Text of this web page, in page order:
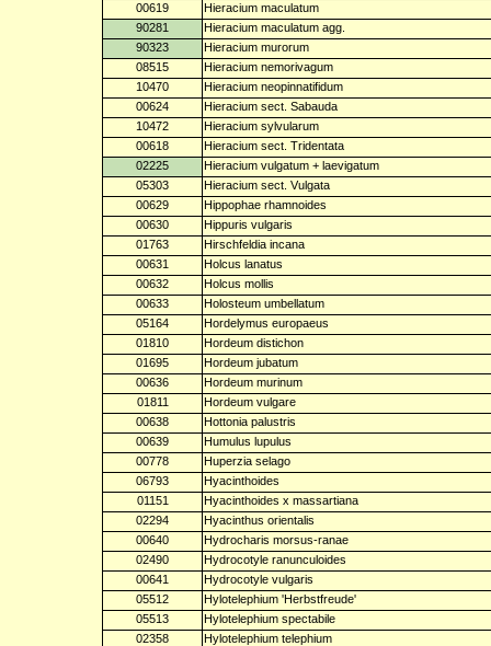
00619
Hieracium maculatum
90281
Hieracium maculatum agg.
90323
Hieracium murorum
08515
Hieracium nemorivagum
10470
Hieracium neopinnatifidum
00624
Hieracium sect. Sabauda
10472
Hieracium sylvularum
00618
Hieracium sect. Tridentata
02225
Hieracium vulgatum + laevigatum
05303
Hieracium sect. Vulgata
00629
Hippophae rhamnoides
00630
Hippuris vulgaris
01763
Hirschfeldia incana
00631
Holcus lanatus
00632
Holcus mollis
00633
Holosteum umbellatum
05164
Hordelymus europaeus
01810
Hordeum distichon
01695
Hordeum jubatum
00636
Hordeum murinum
01811
Hordeum vulgare
00638
Hottonia palustris
00639
Humulus lupulus
00778
Huperzia selago
06793
Hyacinthoides
01151
Hyacinthoides x massartiana
02294
Hyacinthus orientalis
00640
Hydrocharis morsus-ranae
02490
Hydrocotyle ranunculoides
00641
Hydrocotyle vulgaris
05512
Hylotelephium 'Herbstfreude'
05513
Hylotelephium spectabile
02358
Hylotelephium telephium